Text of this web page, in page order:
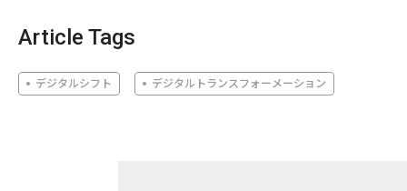
Article Tags
デジタルシフト デジタルトランスフォーメーション